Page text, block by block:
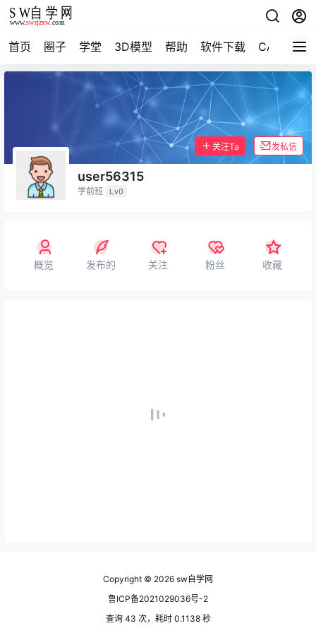
首页 圈子 学堂 3D模型 帮助 软件下载 CAD资料
user56315
学前班 Lv0
关注Ta 发私信
概览 发布的 关注 粉丝 收藏
Copyright © 2026 sw自学网
鲁ICP备2021029036号-2
查询 43 次，耗时 0.1138 秒